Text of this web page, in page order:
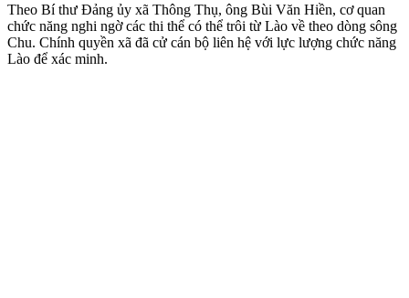
Theo Bí thư Đảng ủy xã Thông Thụ, ông Bùi Văn Hiền, cơ quan
chức năng nghi ngờ các th‌i th‌ể có thể trôi từ Lào về theo dòng sông
Chu. Chính quyền xã đã cử cán bộ liên hệ với lực lượng chức năng
Lào để xác minh.